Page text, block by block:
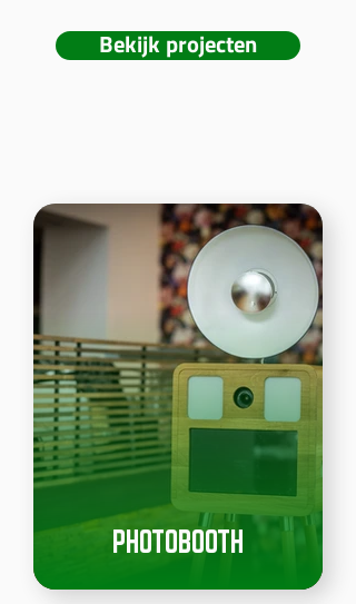
Bekijk projecten
PHOTOBOOTH